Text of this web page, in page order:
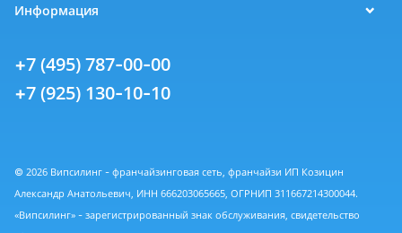
Информация
+7 (495) 787-00-00
+7 (925) 130-10-10
© 2026 Випсилинг - франчайзинговая сеть, франчайзи ИП Козицин
Александр Анатольевич, ИНН 666203065665, ОГРНИП 311667214300044.
«Випсилинг» - зарегистрированный знак обслуживания, свидетельство